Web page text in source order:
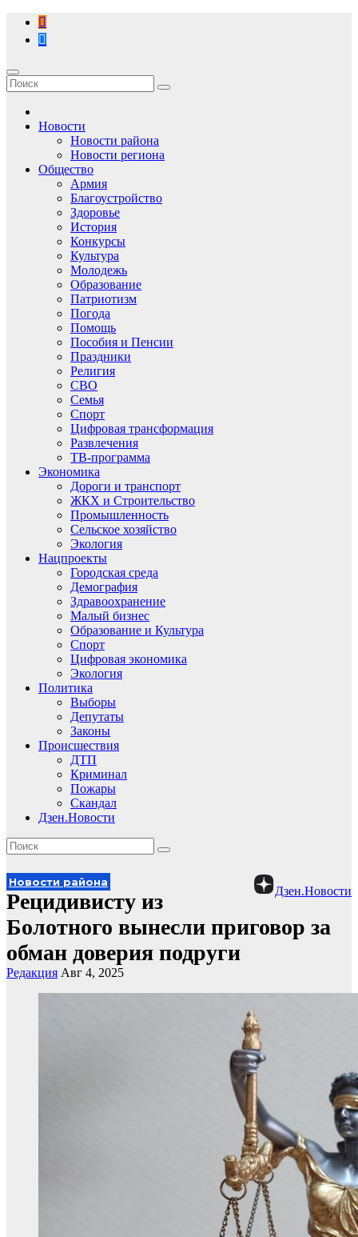
Перейти
содержимому
Новости
Новости района
Новости региона
Общество
Армия
Благоустройство
Здоровье
История
Конкурсы
Культура
Молодежь
Образование
Патриотизм
Погода
Помощь
Пособия и Пенсии
Праздники
Религия
СВО
Семья
Спорт
Цифровая трансформация
Развлечения
ТВ-программа
Экономика
Дороги и транспорт
ЖКХ и Строительство
Промышленность
Сельское хозяйство
Экология
Нацпроекты
Городская среда
Демография
Здравоохранение
Малый бизнес
Образование и Культура
Спорт
Цифровая экономика
Экология
Политика
Выборы
Депутаты
Законы
Происшествия
ДТП
Криминал
Пожары
Скандал
Дзен.Новости
Дзен.Новости
Новости района
Рецидивисту из
Болотного вынесли приговор за
обман доверия подруги
Редакция Авг 4, 2025